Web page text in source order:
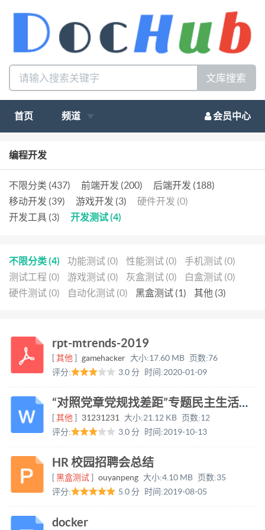
文库搜索
首页 频道 会员中心
编程开发
不限分类 (437) 前端开发 (200)
后端开发 (188)
移动开发 (39)
游戏开发 (3)
硬件开发 (0)
开发工具 (3)
开发测试 (4)
不限分类 (4) 功能测试 (0) 性能测试 (0)
手机测试 (0)
测试工程 (0)
游戏测试 (0) 灰盒测试 (0)
白盒测试 (0)
硬件测试 (0)
自动化测试 (0) 黑盒测试 (1) 其他 (3)
rpt-mtrends-2019
[其他 ] gamehacker 大小:17.60 MB 页数:76
评分:
3.0 分 时间:2020-01-09
“对照党章党规找差距”专题民主生活会个人对照检视材料
[其他 ] 31231231 大小:21.12 KB 页数:12
评分:
3.0 分 时间:2019-10-13
HR 校园招聘会总结
[黑盒测试] ouyanpeng 大小:4.10 MB 页数:35
评分:
5.0 分 时间:2019-08-05
docker